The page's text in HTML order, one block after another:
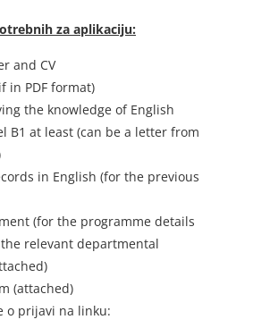
za aplikaciju:
and CV
in PDF format)
the knowledge of English
B1 at least (can be a letter from
in English (for the previous
(for the programme details
relevant departmental
(attached)
o prijavi na linku: